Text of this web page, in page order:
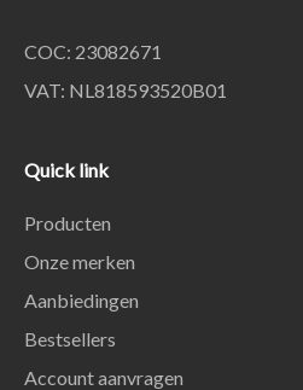
COC: 23082671
VAT: NL818593520B01
Quick link
Producten
Onze merken
Aanbiedingen
Bestsellers
Account aanvragen